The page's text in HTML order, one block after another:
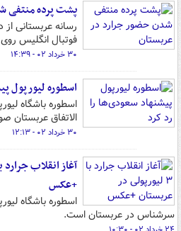
پشت پرده منتفی
رسانه عربستانی
فوتبال انگلیس
۳۰ خرداد ۰۲ - ۱۴:۳۹
اسطوره لیورپول
اسطوره باشگاه
الاتفاق عربستان
۳۰ خرداد ۰۲ - ۱۲:۱۳
+عکس
سرشناس در عربستان است.